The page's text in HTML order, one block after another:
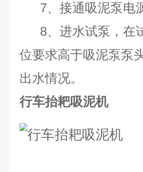
7、接通吸泥泵电
8、进水试泵，在
位要求高于吸泥泵泵
出水情况。
行车抬耙吸泥机